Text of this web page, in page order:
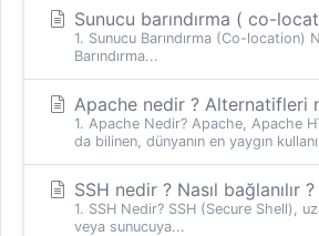
Sunucu barındırma ( co-
1. Sunucu Barındırma (Co-location)
Barındırma...
Apache nedir ? Alternatifleri
1. Apache Nedir? Apache, Apache
da bilinen, dünyanın en yaygın
SSH nedir ? Nasıl bağlanılır ?
1. SSH Nedir? SSH (Secure Shell),
veya sunucuya...